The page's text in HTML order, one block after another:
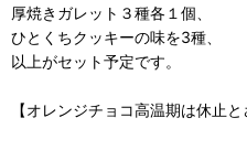
厚焼きガレット３種各１個、
ひとくちクッキーの味を3種、
以上がセット予定です。
【オレンジチョコ高温期は休止